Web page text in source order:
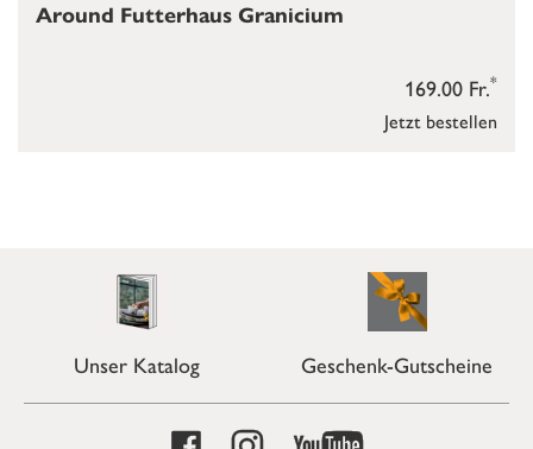
Jetzt bestellen
169.00 Fr.*
Around Futterhaus Granicium
Unser Katalog Geschenk-Gutscheine